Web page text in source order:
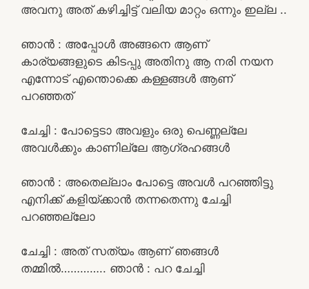
അവനു അത് കഴിച്ചിട്ട് വലിയ മാറ്റം ഒന്നും ഇല്ല ..
ഞാൻ : അപ്പോൾ അങ്ങനെ ആണ്
കാര്യങ്ങളുടെ കിടപ്പു അതിനു ആ നരി നയന
എന്നോട് എന്തൊക്കെ കള്ളങ്ങൾ ആണ്
പറഞ്ഞത്
ചേച്ചി : പോട്ടെടാ അവളും ഒരു പെണ്ണല്ലേ
അവൾക്കും കാണില്ലേ ആഗ്രഹങ്ങൾ
ഞാൻ : അതെല്ലാം പോട്ടെ അവൾ പറഞ്ഞിട്ടു
എനിക്ക് കളിയ്ക്കാൻ തന്നതെന്നു ചേച്ചി
പറഞ്ഞല്ലോ
ചേച്ചി : അത് സത്യം ആണ് ഞങ്ങൾ
തമ്മിൽ………….. ഞാൻ : പറ ചേച്ചി